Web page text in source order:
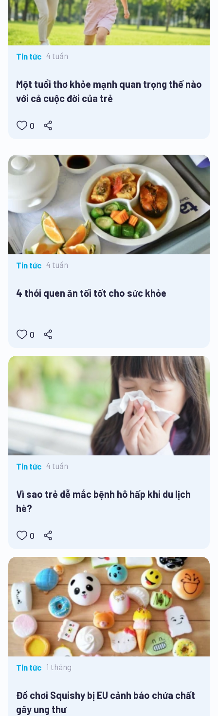
Tin tức 4 tuần
Một tuổi thơ khỏe mạnh quan trọng thế nào
với cả cuộc đời của trẻ
0
Tin tức 4 tuần
4 thói quen ăn tối tốt cho sức khỏe
0
Tin tức 4 tuần
Vì sao trẻ dễ mắc bệnh hô hấp khi du lịch
hè?
0
Tin tức 1 tháng
Đồ chơi Squishy bị EU cảnh báo chứa chất
gây ung thư